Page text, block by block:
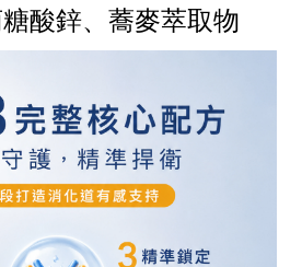
酸鋅、蕎麥萃取物